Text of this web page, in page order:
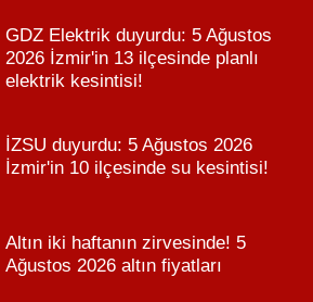
GDZ Elektrik duyurdu: 5 Ağustos
2026 İzmir'in 13 ilçesinde planlı
elektrik kesintisi!
İZSU duyurdu: 5 Ağustos 2026
İzmir'in 10 ilçesinde su kesintisi!
Altın iki haftanın zirvesinde! 5
Ağustos 2026 altın fiyatları